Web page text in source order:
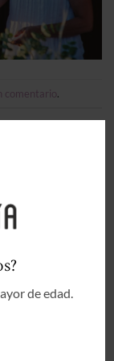
de edad.
comentario.
publicada.